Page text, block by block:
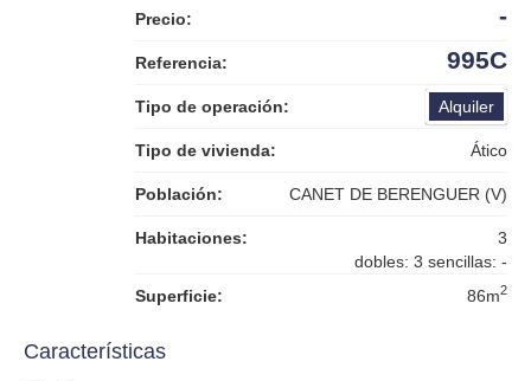
Precio: -
Referencia: 995C
Tipo de operación: Alquiler
Tipo de vivienda: Ático
Población: CANET DE BERENGUER (V)
Habitaciones:
3
dobles: 3 sencillas: -
Superficie:
86m2
Características